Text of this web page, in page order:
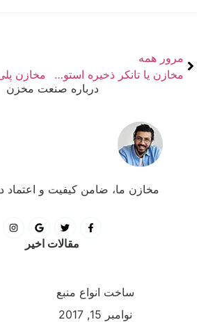
مرور همه
مخازن یا تانکر ذخیره استوانه ای
مخازن
درباره صنعت مخزن
مخازن ما، ضامن کیفیت و
مقالات اخیر
ساخت انواع منبع
نوامبر 15, 2017